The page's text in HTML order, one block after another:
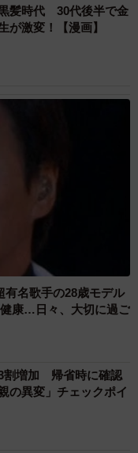
かり対応できるか
や場所が重要だとい
所に設置してほし
ールではなく、あく
Zさんは、今後も現場
情報共有しなが
」
ながら、こう語りま
髪時代 30代後半で金
激変！【漫画】
名歌手の28歳モデル
康…日々、大切に過ご
割増加 帰省時に確認
の異変」チェックポイ